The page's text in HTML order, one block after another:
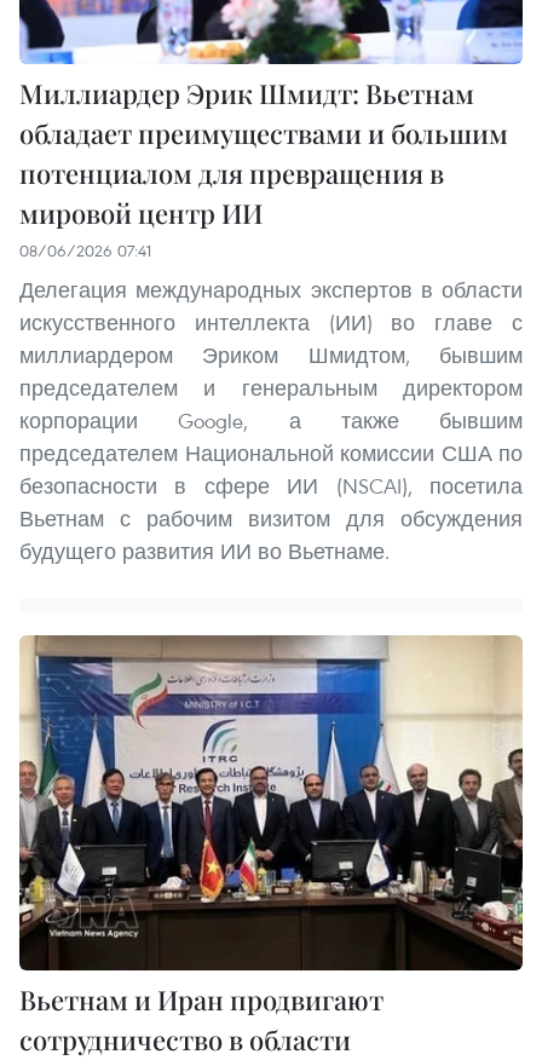
Миллиардер Эрик Шмидт: Вьетнам
обладает преимуществами и большим
потенциалом для превращения в
мировой центр ИИ
08/06/2026 07:41
Делегация международных экспертов в области
искусственного интеллекта (ИИ) во главе с
миллиардером Эриком Шмидтом, бывшим
председателем и генеральным директором
корпорации Google, а также бывшим
председателем Национальной комиссии США по
безопасности в сфере ИИ (NSCAI), посетила
Вьетнам с рабочим визитом для обсуждения
будущего развития ИИ во Вьетнаме.
Вьетнам и Иран продвигают
сотрудничество в области